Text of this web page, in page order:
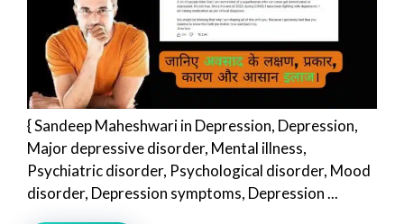
{ Sandeep Maheshwari in Depression, Depression,
Major depressive disorder, Mental illness,
Psychiatric disorder, Psychological disorder, Mood
disorder, Depression symptoms, Depression ...